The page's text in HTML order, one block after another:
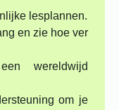
lesplannen.
en zie hoe ver
wereldwijd
om je